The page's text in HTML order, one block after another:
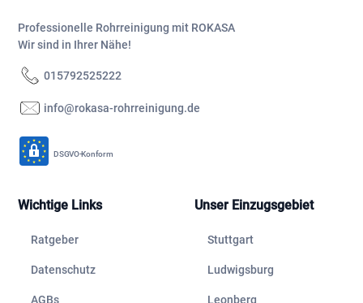
Professionelle Rohrreinigung mit ROKASA
Wir sind in Ihrer Nähe!
015792525222
info@rokasa-rohrreinigung.de
DSGVO-Konform
Wichtige Links
Ratgeber
Datenschutz
AGBs
Unser Einzugsgebiet
Stuttgart
Ludwigsburg
Leonberg